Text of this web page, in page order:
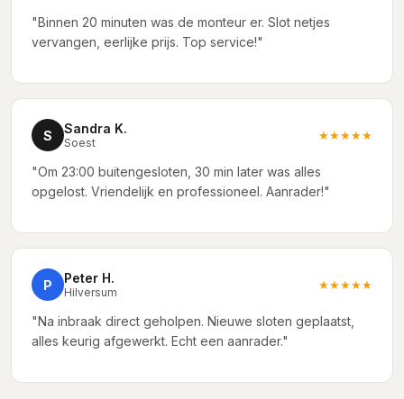
"Binnen 20 minuten was de monteur er. Slot netjes
vervangen, eerlijke prijs. Top service!"
S Sandra K.
Soest
★★★★★
"Om 23:00 buitengesloten, 30 min later was alles
opgelost. Vriendelijk en professioneel. Aanrader!"
P Peter H.
Hilversum
★★★★★
"Na inbraak direct geholpen. Nieuwe sloten geplaatst,
alles keurig afgewerkt. Echt een aanrader."